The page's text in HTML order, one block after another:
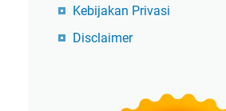
Kebijakan Privasi
Disclaimer